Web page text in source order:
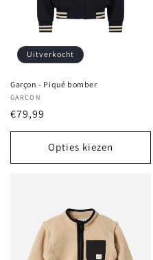
Uitverkocht
Garçon - Piqué bomber
Verkoper:
GARCON
Normale
prijs
€79,99
Opties kiezen